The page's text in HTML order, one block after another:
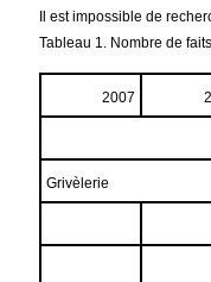
Il est impossible de
Tableau 1. Nombre de
2007
Grivèlerie